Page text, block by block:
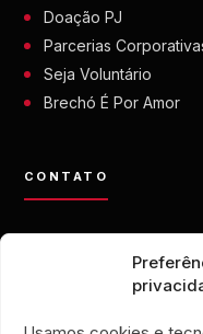
Doação PJ
Parcerias
Seja Voluntário
Brechó É Por Amor
CONTATO
+55 21 99028-9090
ONG É POR AMOR